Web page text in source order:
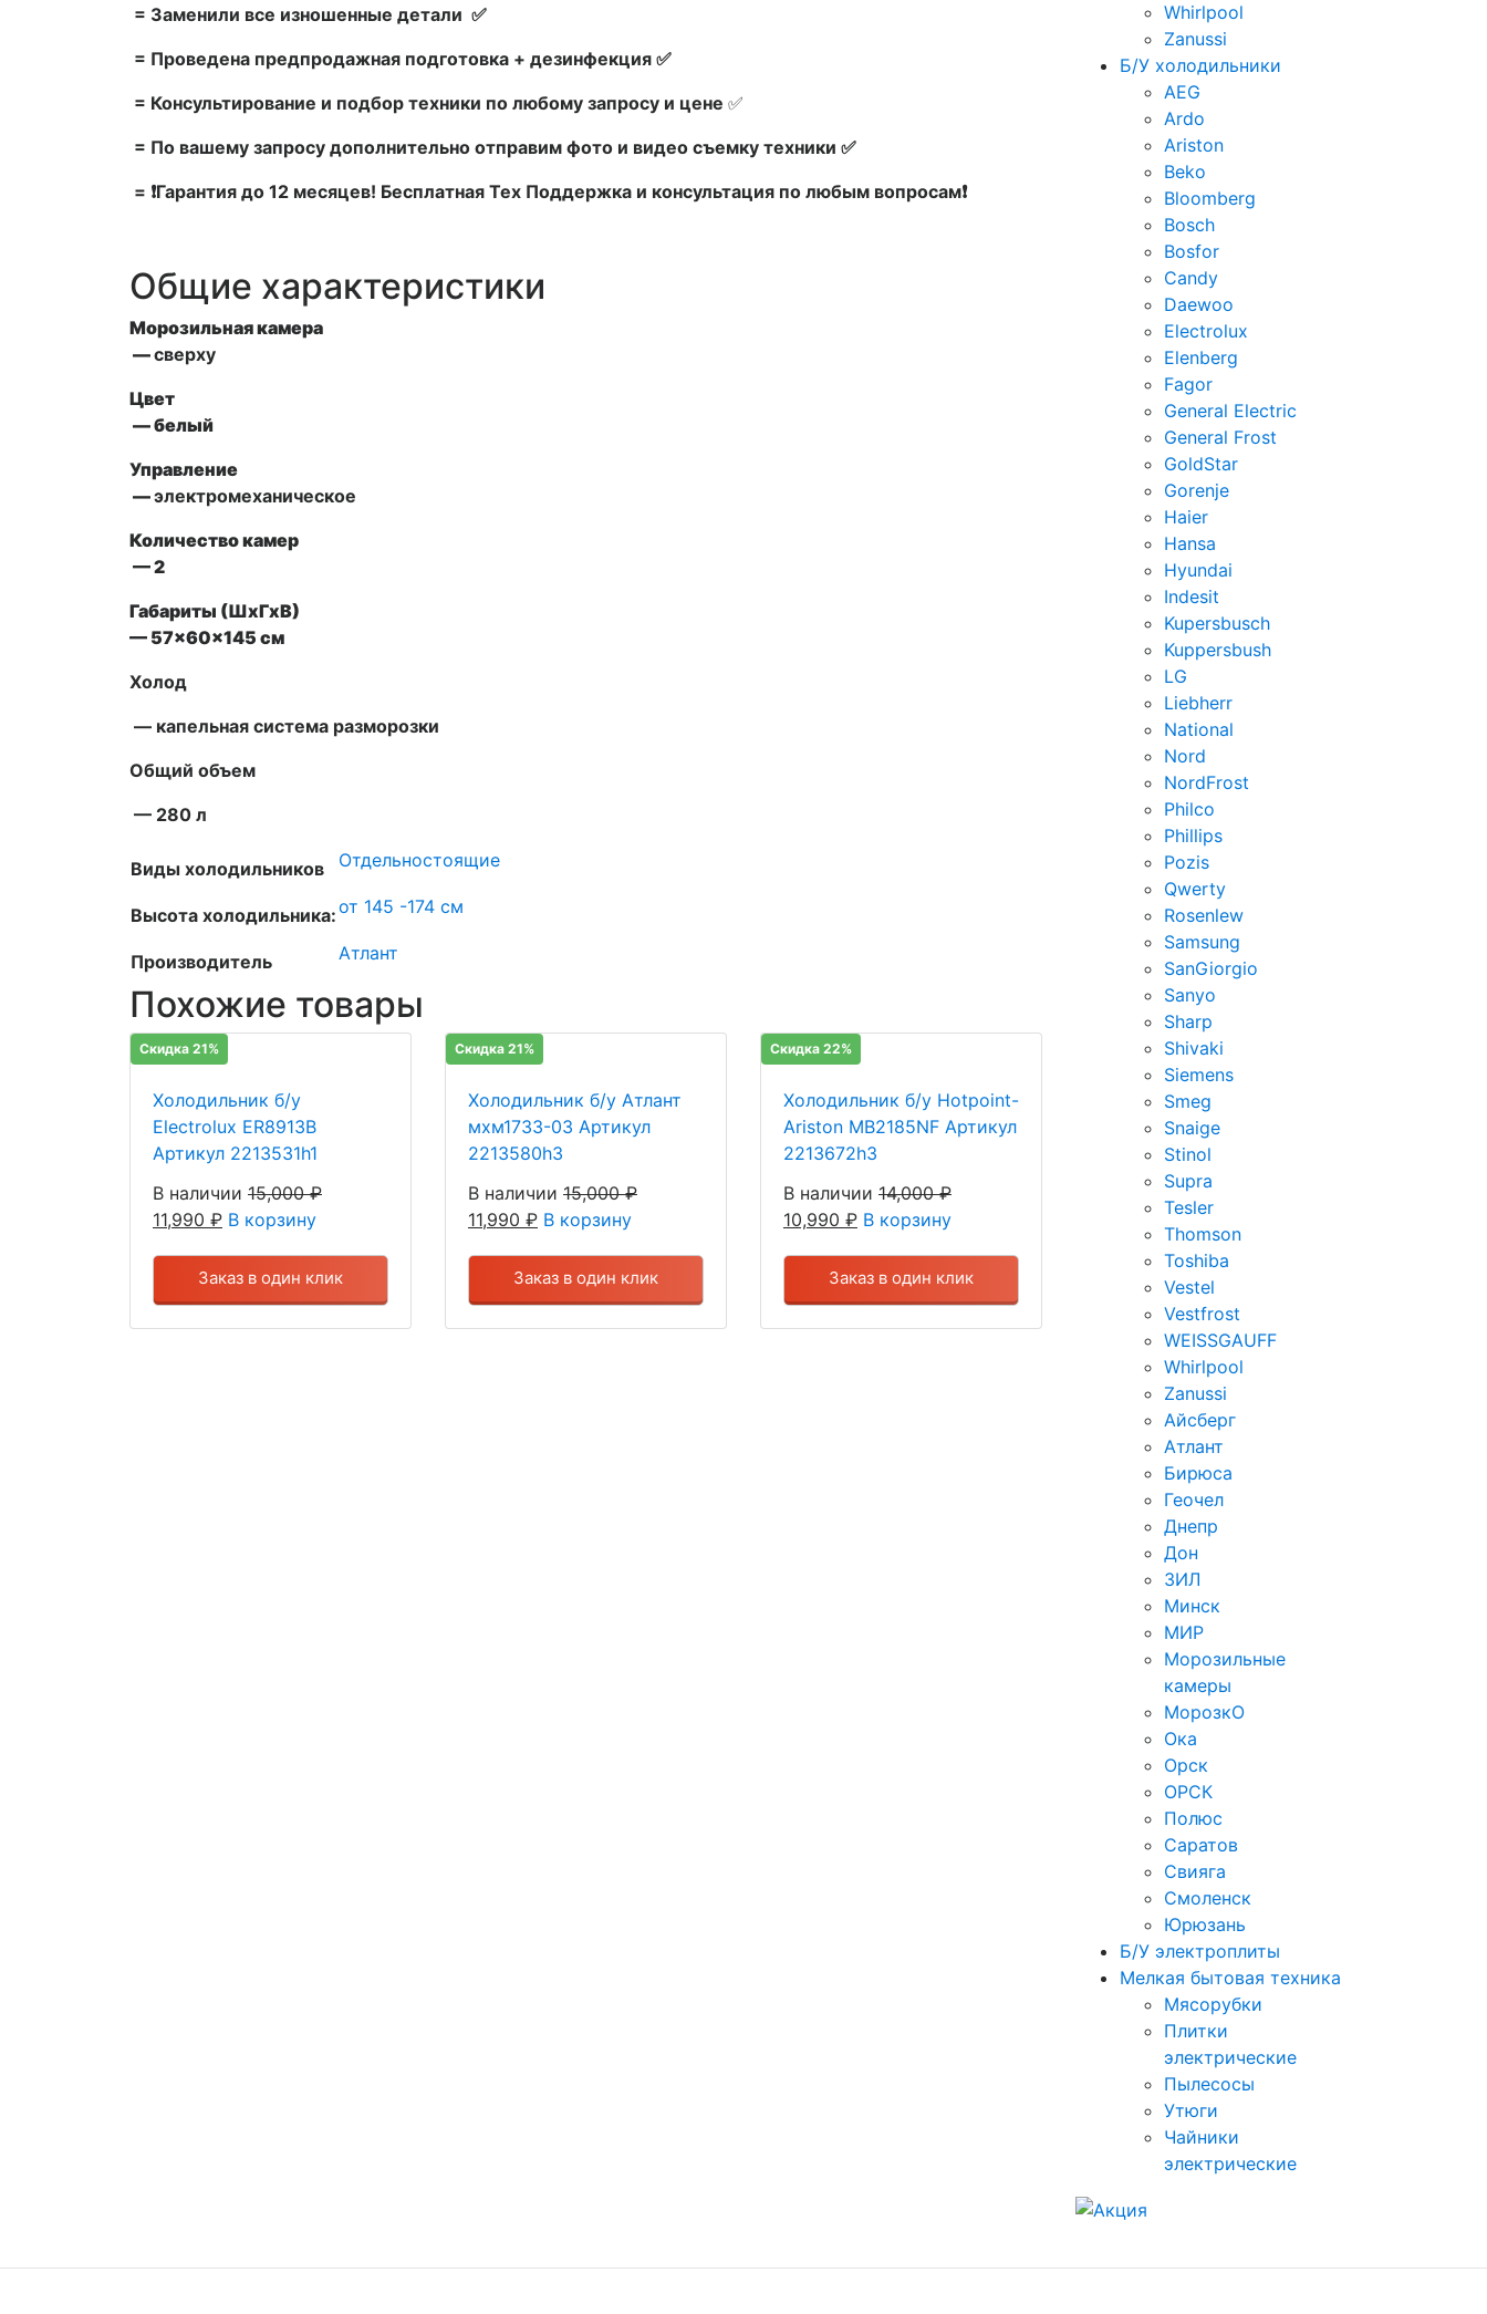
= Заменили все изношенные детали ✅
= Проведена предпродажная подготовка + дезинфекция ✅
= Консультирование и подбор техники по любому запросу и цене ✅
= По вашему запросу дополнительно отправим фото и видео съемку техники ✅
= ❗Гарантия до 12 месяцев! Бесплатная Тех Поддержка и консультация по любым вопросам❗
Общие характеристики
Морозильная камера
—сверху
Цвет
— белый
Управление
—электромеханическое
Количество камер
— 2
Габариты (ШxГxВ)
— 57x60x145 см
Холод
— капельная система разморозки
Общий объем
— 280 л
Виды холодильников Отдельностоящие
Высота холодильника:от 145 -174 см
Производитель Атлант
Похожие товары
Скидка 21%
Холодильник б/у
Electrolux ER8913B
Артикул 2213531h1
В наличии 15,000₽
11,990 ₽ В корзину
Заказ в один клик
Скидка 21%
Холодильник б/у Атлант
мхм1733-03 Артикул
2213580h3
В наличии 15,000₽
11,990 ₽ В корзину
Заказ в один клик
Скидка 22%
Холодильник б/у Hotpoint-
Ariston MB2185NF Артикул
2213672h3
В наличии 14,000₽
10,990 ₽ В корзину
Заказ в один клик
Whirlpool
Zanussi
Б/У холодильники
AEG
Ardo
Ariston
Beko
Bloomberg
Bosch
Bosfor
Candy
Daewoo
Electrolux
Elenberg
Fagor
General Electric
General Frost
GoldStar
Gorenje
Haier
Hansa
Hyundai
Indesit
Kupersbusch
Kuppersbush
LG
Liebherr
National
Nord
NordFrost
Philco
Phillips
Pozis
Qwerty
Rosenlew
Samsung
SanGiorgio
Sanyo
Sharp
Shivaki
Siemens
Smeg
Snaige
Stinol
Supra
Tesler
Thomson
Toshiba
Vestel
Vestfrost
WEISSGAUFF
Whirlpool
Zanussi
Айсберг
Атлант
Бирюса
Геочел
Днепр
Дон
ЗИЛ
Минск
МИР
Морозильные
камеры
МорозкО
Ока
Орск
ОРСК
Полюс
Саратов
Свияга
Смоленск
Юрюзань
Б/У электроплиты
Мелкая бытовая техника
Мясорубки
Плитки
электрические
Пылесосы
Утюги
Чайники
электрические